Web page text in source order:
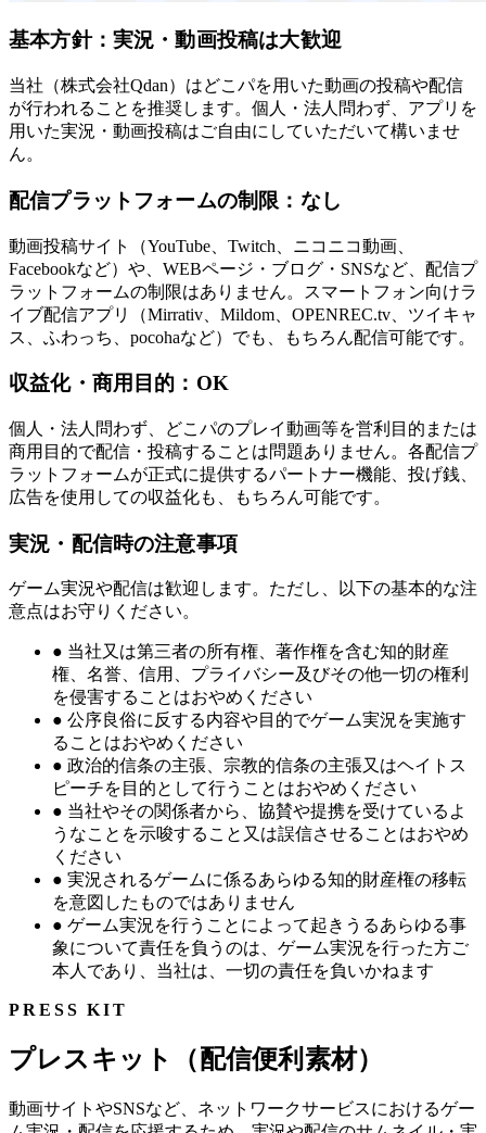
基本方針：実況・動画投稿は大歓迎
当社（株式会社Qdan）はどこパを用いた動画の投稿や配信
が行われることを推奨します。個人・法人問わず、アプリを
用いた実況・動画投稿はご自由にしていただいて構いませ
ん。
配信プラットフォームの制限：なし
動画投稿サイト（YouTube、Twitch、ニコニコ動画、
Facebookなど）や、WEBページ・ブログ・SNSなど、配信プ
ラットフォームの制限はありません。スマートフォン向けラ
イブ配信アプリ（Mirrativ、Mildom、OPENREC.tv、ツイキャ
ス、ふわっち、pocohaなど）でも、もちろん配信可能です。
収益化・商用目的：OK
個人・法人問わず、どこパのプレイ動画等を営利目的または
商用目的で配信・投稿することは問題ありません。各配信プ
ラットフォームが正式に提供するパートナー機能、投げ銭、
広告を使用しての収益化も、もちろん可能です。
実況・配信時の注意事項
ゲーム実況や配信は歓迎します。ただし、以下の基本的な注
意点はお守りください。
● 当社又は第三者の所有権、著作権を含む知的財産
権、名誉、信用、プライバシー及びその他一切の権利
を侵害することはおやめください
● 公序良俗に反する内容や目的でゲーム実況を実施す
ることはおやめください
● 政治的信条の主張、宗教的信条の主張又はヘイトス
ピーチを目的として行うことはおやめください
● 当社やその関係者から、協賛や提携を受けているよ
うなことを示唆すること又は誤信させることはおやめ
ください
● 実況されるゲームに係るあらゆる知的財産権の移転
を意図したものではありません
● ゲーム実況を行うことによって起きうるあらゆる事
象について責任を負うのは、ゲーム実況を行った方ご
本人であり、当社は、一切の責任を負いかねます
PRESS KIT
プレスキット（配信便利素材）
動画サイトやSNSなど、ネットワークサービスにおけるゲー